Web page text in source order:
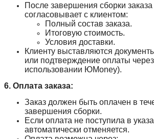
После завершения сборки
согласовывает с клиентом:
Полный состав заказа.
Итоговую стоимость.
Условия доставки.
Клиенту выставляются
или подтверждение оплаты
использовании ЮMoney).
6. Оплата заказа:
Заказ должен быть оплачен в
завершения сборки.
Если оплата не поступила в
автоматически отменяется.